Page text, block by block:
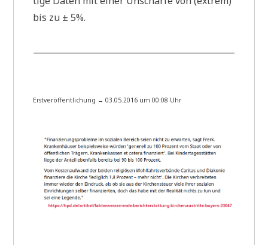
bis zu ± 5%.
Erst­ver­öf­fent­li­chung → 03.05.2016 um 00:08 Uhr